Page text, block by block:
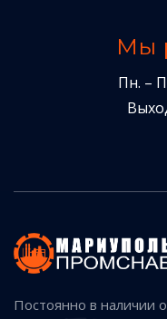
Мы
Пн. –
Постоянно в наличии